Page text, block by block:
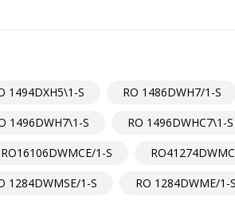
1494DXH5\1-S RO 1486DWH7/1-S
1496DWH7\1-S RO 1496DWHC7\1-S
RO16106DWMCE/1-S
1284DWMSE/1-S RO 1284DWME/1-S